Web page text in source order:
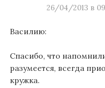
26/04/2013 в
Василию:
Спасибо, что
разумеется, всегда
кружка.